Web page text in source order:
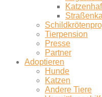
Tierpension
Presse
Partner
Adoptieren
Hunde
Katzen
Andere Tiere